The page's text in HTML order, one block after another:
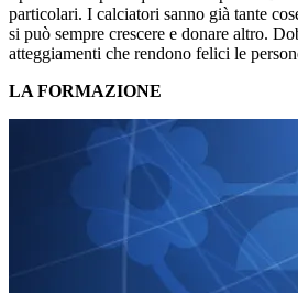
particolari. I calciatori sanno già tante
si può sempre crescere e donare altro.
atteggiamenti che rendono felici le
LA FORMAZIONE